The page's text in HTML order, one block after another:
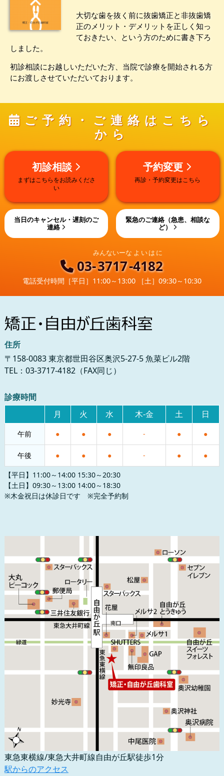
大切な歯を抜く前に抜歯矯正と非抜歯矯
正のメリット・デメリットを正しく知っ
ておきたい、という方のために書き下ろ
しました。
初診相談にお越しいただいた方、当院で診療を開始される方
にお渡しさせていただいております。
ご予約・ご連絡はこちら
から
初診相談
まずはこちらをお読みくださ
い
予約変更
再診・予約変更はこちら
当日のキャンセル・遅刻のご
連絡
緊急のご連絡（急患、相談な
ど）
03-3717
みんないーな
-4182
よいはに
電話受付時間 ［平日］11:00～13:00 ［土］09:30～10:30
住所
〒158-0083 東京都世田谷区奥沢5-27-5 魚菜ビル2階
TEL：03-3717-4182（FAX同じ）
診療時間
月
火 水 木-金 土 日
午前 ● ● ● - ● ●
午後 ● ● ● - ● ●
【平日】11:00～14:00 15:30～20:30
【土日】09:30～13:00 14:00～18:30
※木金祝日は休診日です ※完全予約制
東急東横線/東急大井町線自由が丘駅徒歩1分
駅からのアクセス